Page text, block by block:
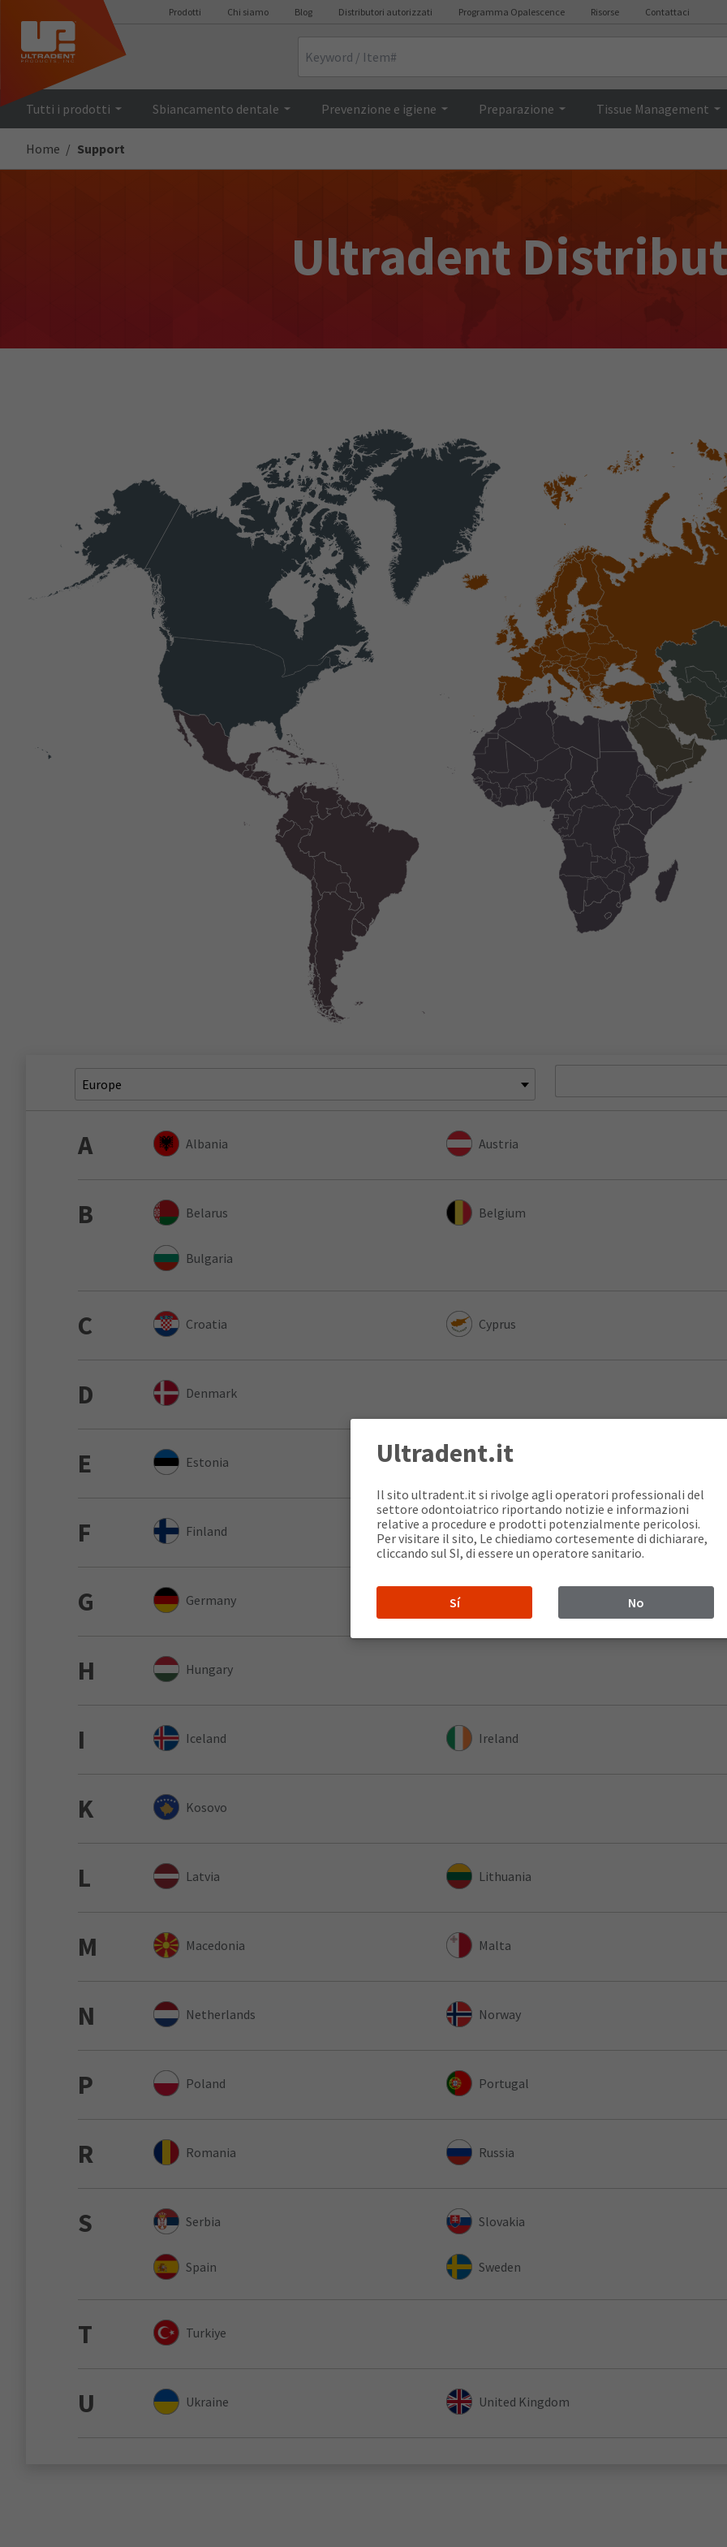
Prodotti Chi siamo Blog Distributori autorizzati Programma Opalescence Risorse Contattaci
Tutti i prodotti Sbiancamento dentale Prevenzione e igiene Preparazione Tissue Management
Home Support
Ultradent
A Albania Austria
B Belarus Belgium
Bulgaria
C Croatia Cyprus
D Denmark
E Estonia
F Finland France
G Germany
H Hungary
I Iceland Ireland
K Kosovo
L Latvia Lithuania
M Macedonia Malta
N Netherlands Norway
P Poland Portugal
R Romania Russia
S Serbia Slovakia
Spain Sweden
T Turkiye
U Ukraine United Kingdom
Ultradent.it
Il sito ultradent.it si rivolge agli operatori professionali del
settore odontoiatrico riportando notizie e informazioni
relative a procedure e prodotti potenzialmente pericolosi.
Per visitare il sito, Le chiediamo cortesemente di dichiarare,
cliccando sul SI, di essere un operatore sanitario.
Sí No